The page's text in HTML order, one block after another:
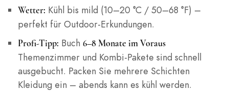
Wetter: Kühl bis mild (10–20 °C / 50–68 °F) –
perfekt für Outdoor-Erkundungen.
Profi-Tipp: Buch 6–8 Monate im Voraus
Themenzimmer und Kombi-Pakete sind schnell
ausgebucht. Packen Sie mehrere Schichten
Kleidung ein – abends kann es kühl werden.